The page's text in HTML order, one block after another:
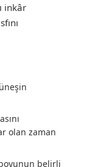
inkâr
olan zaman
belirli